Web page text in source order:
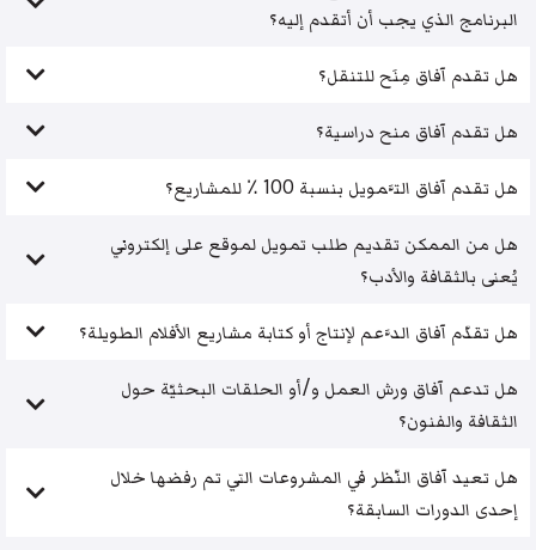
البرنامج الذي يجب أن أتقدم إليه؟
هل تقدم آفاق مِنَح للتنقل؟
هل تقدم آفاق منح دراسية؟
هل تقدم آفاق التَّمويل بنسبة 100 ٪ للمشاريع؟
هل من الممكن تقديم طلب تمويل لموقع على إلكتروني
يُعنى بالثقافة والأدب؟
هل تقدّم آفاق الدَّعم لإنتاج أو كتابة مشاريع الأفلام الطويلة؟
هل تدعم آفاق ورش العمل و/أو الحلقات البحثيّة حول
الثقافة والفنون؟
هل تعيد آفاق النّظر في المشروعات التي تم رفضها خلال
إحدى الدورات السابقة؟